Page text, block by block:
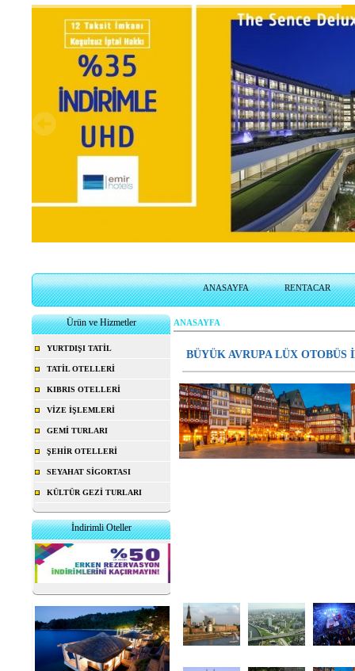
ANASAYFA RENTACAR
Ürün ve Hizmetler
YURTDIŞI TATİL
TATİL OTELLERİ
KIBRIS OTELLERİ
VİZE İŞLEMLERİ
GEMİ TURLARI
ŞEHİR OTELLERİ
SEYAHAT SİGORTASI
KÜLTÜR GEZİ TURLARI
İndirimli Oteller
ANASAYFA
BÜYÜK AVRUPA LÜX OTOBÜS